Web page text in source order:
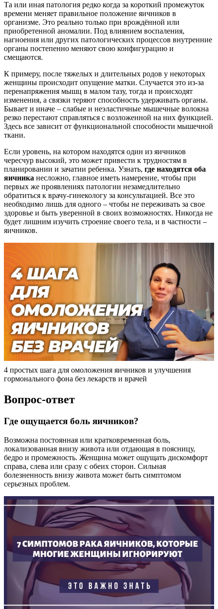
Та или иная патология редко когда за короткий промежуток
времени меняет правильное положение яичников в
организме. Это реально только при врождённой или
приобретенной аномалии. Под влиянием воспаления,
нагноения или других патологических процессов внутренние
органы постепенно меняют свою конфигурацию и
смещаются.
К примеру, после тяжелых и длительных родов у некоторых
женщины происходит опущение матки. Случается это из-за
перенапряжения мышц в малом тазу, тогда и происходят
изменения, а связки теряют способность удерживать органы.
Бывает и иначе – слабые и неэластичные мышечные волокна
резко перестают справляться с возложенной на них функцией.
Здесь все зависит от функциональной способности мышечной
ткани.
Если уровень, на котором находятся один из яичников
чересчур высокий, это может привести к трудностям в
планировании и зачатии ребенка. Узнать, где находятся оба
яичника несложно, главное иметь намерение, чтобы при
первых же проявлениях патологии незамедлительно
обратиться к врачу-гинекологу за консультацией. Все это
необходимо лишь для одного – чтобы не переживать за свое
здоровье и быть уверенной в своих возможностях. Никогда не
будет лишним изучить строение своего тела, и в частности –
яичников.
4 простых шага для омоложения яичников и улучшения
гормонального фона без лекарств и врачей
Вопрос-ответ
Где ощущается боль яичников?
Возможна постоянная или кратковременная боль,
локализованная внизу живота или отдающая в поясницу,
бедро и промежность. Женщина может ощущать дискомфорт
справа, слева или сразу с обеих сторон. Сильная
болезненность внизу живота может быть симптомом
серьезных проблем.